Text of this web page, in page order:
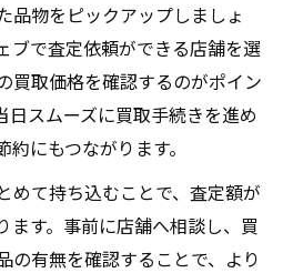
品物をピックアップしましょ
ブで査定依頼ができる店舗を選
買取価格を確認するのがポイン
日スムーズに買取手続きを進め
にもつながります。
めて持ち込むことで、査定額が
ます。事前に店舗へ相談し、買
の有無を確認することで、より